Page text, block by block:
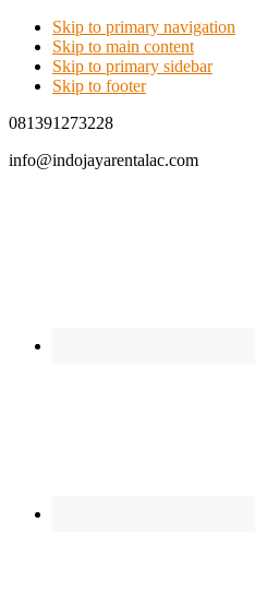
Skip to primary navigation
Skip to main content
Skip to primary sidebar
Skip to footer
081391273228
info@indojayarentalac.com